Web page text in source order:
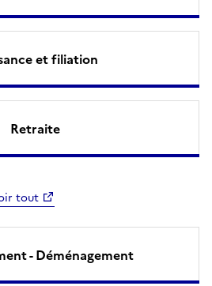
et filiation
Retraite
tout
- Déménagement